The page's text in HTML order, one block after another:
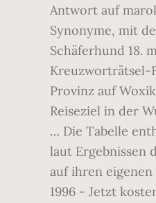
Antwort auf
Synonyme, mit
Schäferhund 18.
Kreuzworträtsel-
Provinz auf
Reiseziel in der
… Die Tabelle
laut Ergebnissen
auf ihren
1996 - Jetzt